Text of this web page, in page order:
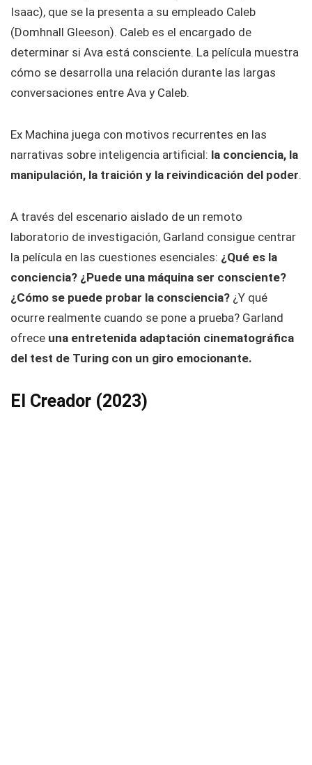
Isaac), que se la presenta a su empleado Caleb
(Domhnall Gleeson). Caleb es el encargado de
determinar si Ava está consciente. La película muestra
cómo se desarrolla una relación durante las largas
conversaciones entre Ava y Caleb.
Ex Machina juega con motivos recurrentes en las
narrativas sobre inteligencia artificial: la conciencia, la
manipulación, la traición y la reivindicación del poder.
A través del escenario aislado de un remoto
laboratorio de investigación, Garland consigue centrar
la película en las cuestiones esenciales: ¿Qué es la
conciencia? ¿Puede una máquina ser consciente?
¿Cómo se puede probar la consciencia? ¿Y qué
ocurre realmente cuando se pone a prueba? Garland
ofrece una entretenida adaptación cinematográfica
del test de Turing con un giro emocionante.
El Creador (2023)